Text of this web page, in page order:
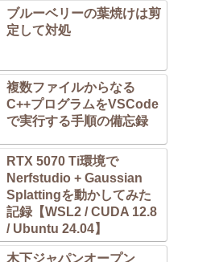
ブルーベリーの葉焼けは剪
定して対処
複数ファイルからなる
C++プログラムをVSCode
で実行する手順の備忘録
RTX 5070 Ti環境で
Nerfstudio + Gaussian
Splattingを動かしてみた
記録【WSL2 / CUDA 12.8
/ Ubuntu 24.04】
木下ジャパンオープン